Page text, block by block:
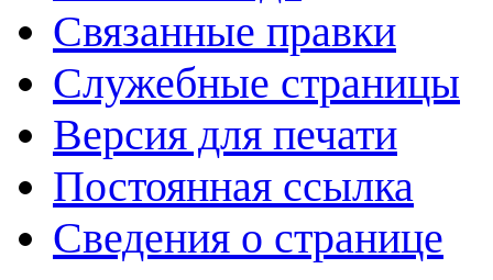
Связанные правки
Служебные страницы
Версия для печати
Постоянная ссылка
Сведения о странице